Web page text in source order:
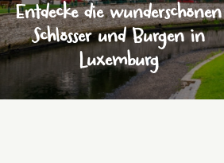
Entdecke die wunderschönen
Schlösser und Burgen in
Luxemburg